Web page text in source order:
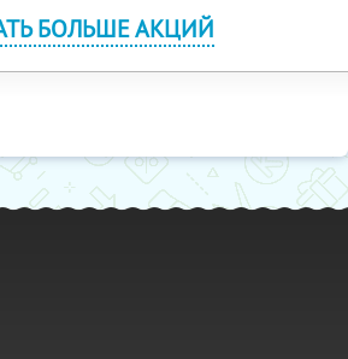
БОЛЬШЕ АКЦИЙ